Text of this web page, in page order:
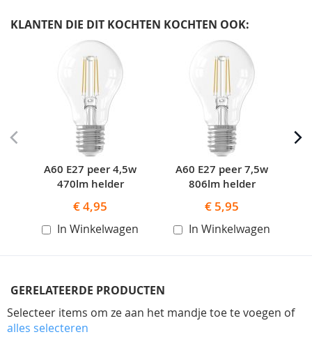
KLANTEN DIE DIT KOCHTEN KOCHTEN OOK:
A60 E27 peer 4,5w
470lm helder
€ 4,95
In Winkelwagen
A60 E27 peer 7,5w
806lm helder
€ 5,95
In Winkelwagen
GERELATEERDE PRODUCTEN
Selecteer items om ze aan het mandje toe te voegen of
alles selecteren